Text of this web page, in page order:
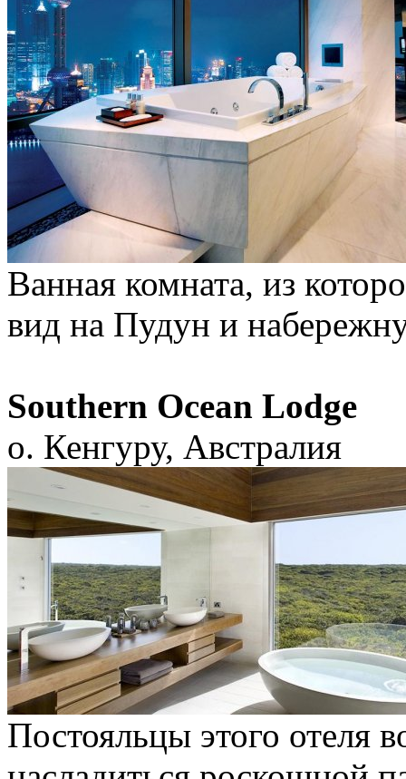
Ванная комната, из
вид на Пудун и
Southern Ocean Lodge
о. Кенгуру, Австралия
Постояльцы этого отеля